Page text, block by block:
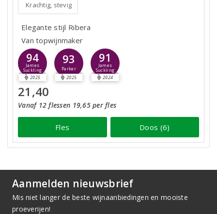
Krachtig, stevig
Elegante stijl Ribera
Van topwijnmaker
94
James
Suckling
2025
93
Parker
2025
91
James
Suckling
2024
21,40
Vanaf 12 flessen 19,65 per fles
Fles Doos (6)
Aanmelden nieuwsbrief
Mis niet langer de beste wijnaanbiedingen en mooiste
proeverijen!